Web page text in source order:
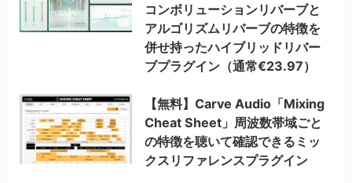
コンボリューションリバーブと
アルゴリズムリバーブの特徴を
併せ持ったハイブリッドリバー
ブプラグイン（通常€23.97）
【無料】Carve Audio「Mixing
Cheat Sheet」周波数帯域ごと
の特徴を聴いて確認できるミッ
クスリファレンスプラグイン